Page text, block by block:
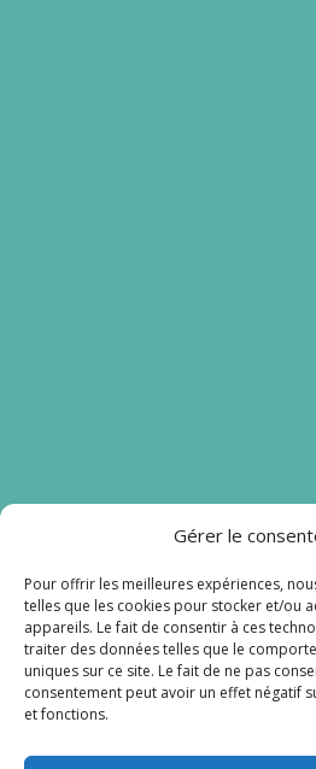
Gérer le
Pour offrir les meilleures expériences,
telles que les cookies pour stocker et/ou
appareils. Le fait de consentir à ces
traiter des données telles que le
uniques sur ce site. Le fait de ne pas
consentement peut avoir un effet négatif
et fonctions.
Nos liens
Mentions légales
Lien admin